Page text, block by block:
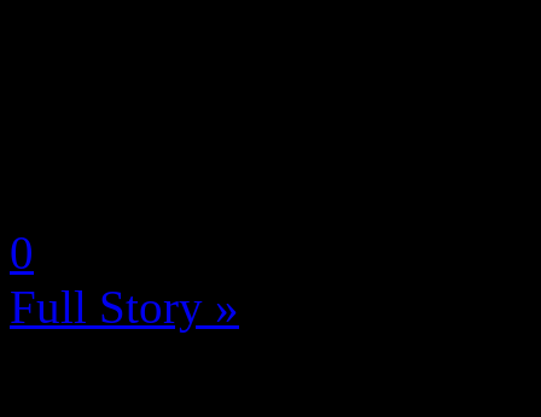
0
Full Story »